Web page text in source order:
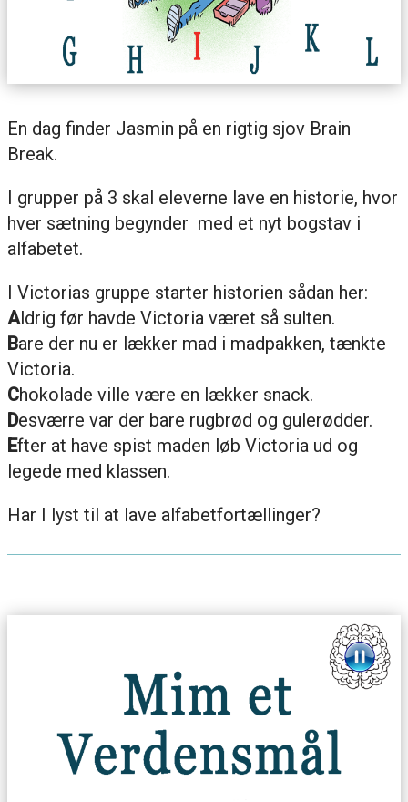
En dag finder Jasmin på en rigtig sjov Brain
Break.
I grupper på 3 skal eleverne lave en historie, hvor
hver sætning begynder med et nyt bogstav i
alfabetet.
I Victorias gruppe starter historien sådan her:
Aldrig før havde Victoria været så sulten.
Bare der nu er lækker mad i madpakken, tænkte
Victoria.
Chokolade ville være en lækker snack.
Desværre var der bare rugbrød og gulerødder.
Efter at have spist maden løb Victoria ud og
legede med klassen.
Har I lyst til at lave alfabetfortællinger?